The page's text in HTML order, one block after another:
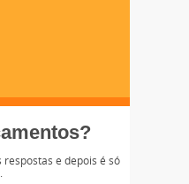
e depois é só